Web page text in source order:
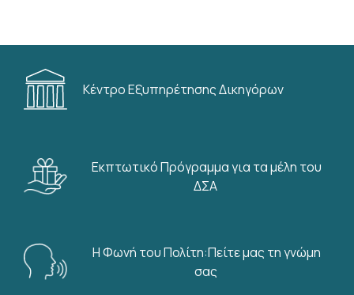
Κέντρο Εξυπηρέτησης Δικηγόρων
Εκπτωτικό Πρόγραμμα για τα μέλη του
ΔΣΑ
Η Φωνή του Πολίτη:Πείτε μας τη γνώμη
σας